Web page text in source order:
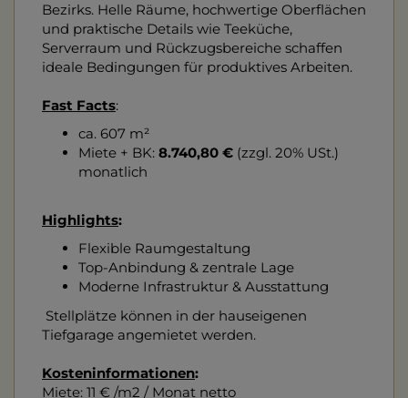
Bezirks. Helle Räume, hochwertige Oberflächen
und praktische Details wie Teeküche,
Serverraum und Rückzugsbereiche schaffen
ideale Bedingungen für produktives Arbeiten.
Fast Facts:
ca. 607 m²
Miete + BK: 8.740,80 € (zzgl. 20% USt.)
monatlich
Highlights:
Flexible Raumgestaltung
Top-Anbindung & zentrale Lage
Moderne Infrastruktur & Ausstattung
Stellplätze können in der hauseigenen
Tiefgarage angemietet werden.
Kosteninformationen:
Miete: 11 € /m2 / Monat netto